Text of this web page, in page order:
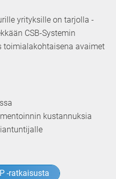
yrityksille on tarjolla
CSB-Systemin
toimialakohtaisena avaimet
kustannuksia
-ratkaisusta